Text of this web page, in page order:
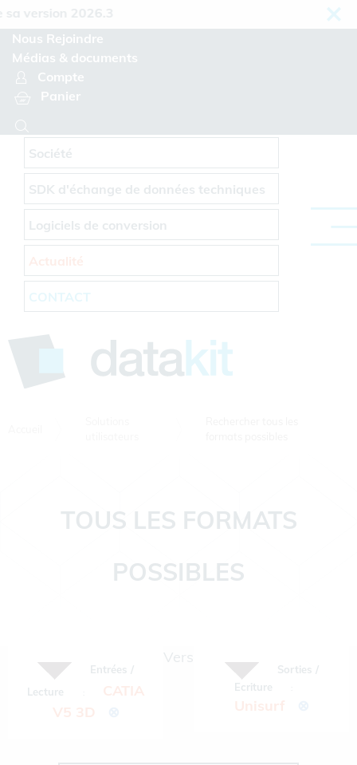
2026.3
Nous Rejoindre
Médias & documents
Compte
Panier
Société
SDK d'échange de données techniques
Logiciels de conversion
CONTACT
TOUS LES FORMATS
POSSIBLES
Entrées /
Lecture
Vers
Sorties /
Ecriture
Panneau de gestion des cookies